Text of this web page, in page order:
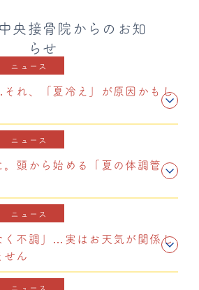
央接骨院からのお知
らせ
ニュース
れ、「夏冷え」が原因かもし
ニュース
頭から始める「夏の体調管
ニュース
く不調」…実はお天気が関係し
せん